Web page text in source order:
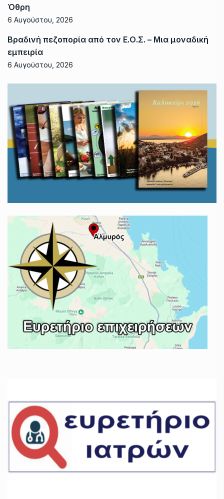
Όθρη
6 Αυγούστου, 2026
Βραδινή πεζοπορία από τον Ε.Ο.Σ. – Μια μοναδική
εμπειρία
6 Αυγούστου, 2026